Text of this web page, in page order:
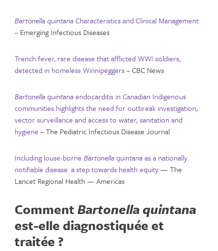
Bartonella quintanaCharacteristics and Clinical Management
– Emerging Infectious Diseases
Trench fever, rare disease that afflicted WWI soldiers,
detected in homeless Winnipeggers– CBC News
Bartonella quintanaendocarditis in Canadian Indigenous
communities highlights the need for outbreak investigation,
vector surveillance and access to water, sanitation and
hygiene – The Pediatric Infectious Disease Journal
Including louse-borne Bartonella quintanaas a nationally
notifiable disease: a step towards health equity— The
Lancet Regional Health — Americas
CommentBartonella quintana
est-elle diagnostiquée et
traitée ?